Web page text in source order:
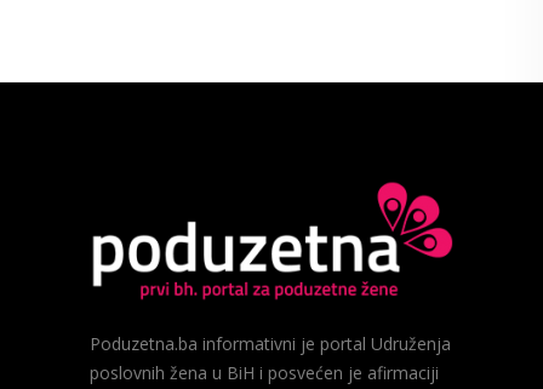
Poduzetna.ba informativni je portal Udruženja
poslovnih žena u BiH i posvećen je afirmaciji